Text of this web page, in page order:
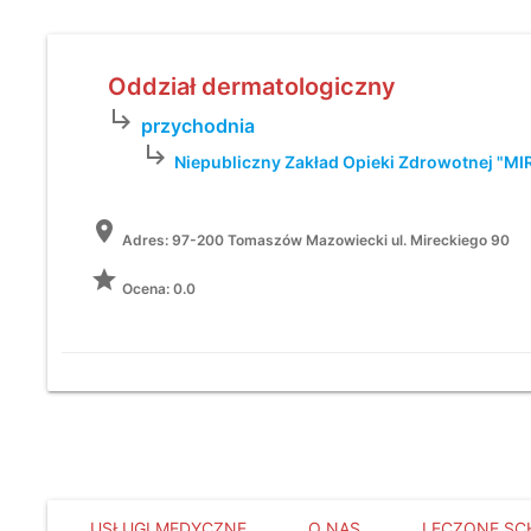
Oddział dermatologiczny
subdirectory_arrow_right przychodnia
subdirectory_arrow_right Niepubliczny Zakład Opieki Zdrowotnej
location_on Adres:97-200 Tomaszów Mazowiecki ul. Mireckiego 90
grade Ocena: 0.0